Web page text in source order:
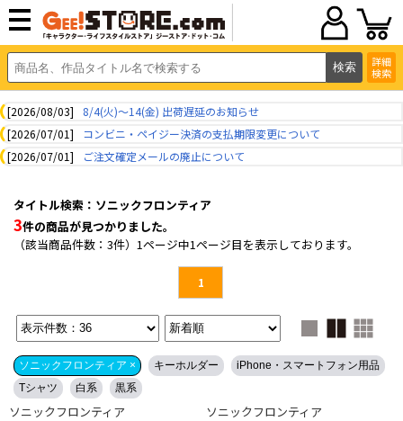
詳細
検索
[2026/08/03]
8/4(火)～14(金) 出荷遅延のお知らせ
[2026/07/01]
コンビニ・ペイジー決済の支払期限変更について
[2026/07/01]
ご注文確定メールの廃止について
タイトル検索：ソニックフロンティア
3件の商品が見つかりました。
（該当商品件数：3件）1ページ中1ページ目を表示しております。
1
ソニックフロンティア × キーホルダー
iPhone・スマートフォン用品
Tシャツ
白系 黒系
ソニックフロンティア ソニックフロンティア